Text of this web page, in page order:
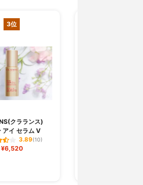
3位
クラランス)
アイ セラム V
3.89(10)
¥6,520